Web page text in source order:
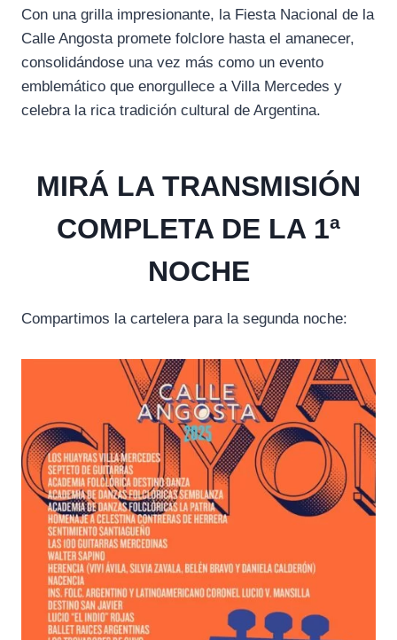
Con una grilla impresionante, la Fiesta Nacional de la
Calle Angosta promete folclore hasta el amanecer,
consolidándose una vez más como un evento
emblemático que enorgullece a Villa Mercedes y
celebra la rica tradición cultural de Argentina.
MIRÁ LA TRANSMISIÓN
COMPLETA DE LA 1ª
NOCHE
Compartimos la cartelera para la segunda noche: